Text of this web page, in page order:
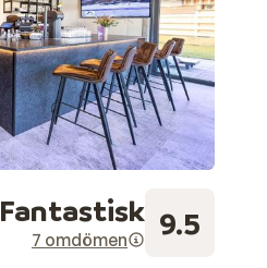
Fantastisk
7 omdömen 9.5